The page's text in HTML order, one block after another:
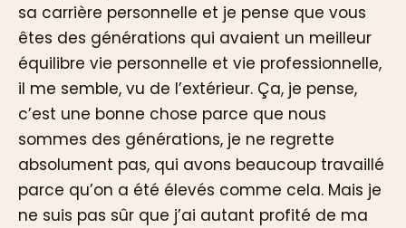
sa carrière personnelle et je pense que vous
êtes des générations qui avaient un meilleur
équilibre vie personnelle et vie professionnelle,
il me semble, vu de l’extérieur. Ça, je pense,
c’est une bonne chose parce que nous
sommes des générations, je ne regrette
absolument pas, qui avons beaucoup travaillé
parce qu’on a été élevés comme cela. Mais je
ne suis pas sûr que j’ai autant profité de ma